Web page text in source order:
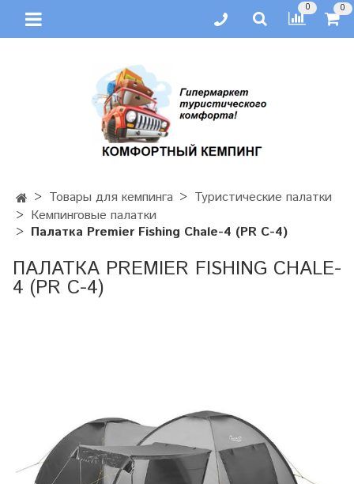
0 0
Товары для кемпинга
Туристические палатки
Кемпинговые палатки
Палатка Premier Fishing Chale-4 (PR C-4)
ПАЛАТКА PREMIER FISHING CHALE-
4 (PR C-4)